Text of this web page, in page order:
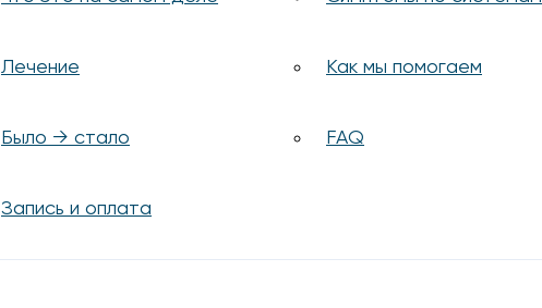
Лечение Как мы помогаем
Было → стало FAQ
Запись и оплата